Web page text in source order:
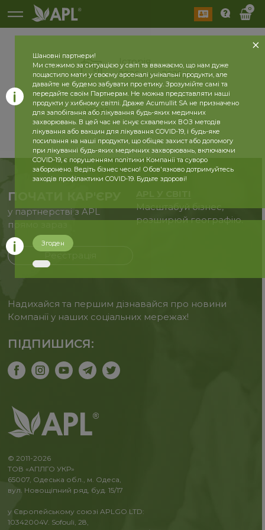
0
Історія
2026 рік 2025 рік
назад
ПОЧАТИ КАР'ЄРУ
у партнерстві з APL
прямо зараз
Реєстрація
Масштабуй бізнес,
розширюй географію.
Надихайся та першим дізнавайся про новини
Компанії у наших соціальних мережах!
ПІДПИШИСЯ:
© 2011-2026
ТОВ «АПЛГО УКР»
65007, Одеська обл., м. Одеса,
вул. Новощіпний ряд, буд. 15/17
у Європейському союзі APLGO LTD:
10342004V. Sofouli, 28,
Шановні партнери!
Ми стежимо за ситуацією у світі та вважаємо, що нам дуже
пощастило мати у своєму арсеналі унікальні продукти, але
давайте не будемо забувати про етику. Зрозумійте самі та
передайте своїм Партнерам. Не можна представляти наші
продукти у хибному світлі. Драже Acumullit SA не призначено
для запобігання або лікування будь-яких медичних
захворювань. В цей час не існує схвалених ВОЗ методів
лікування або вакцин для лікування COVID-19, і будь-яке
посилання на наші продукти, що обіцяє захист або допомогу
при лікуванні будь-яких медичних захворювань, включаючи
COVID-19, є порушенням політики Компанії та суворо
заборонено. Ведіть бізнес чесно! Обов'язково дотримуйтесь
заходів профілактики COVID-19. Будьте здорові!
Згоден